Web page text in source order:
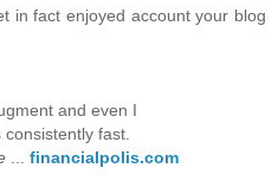
in fact enjoyed account your blog
and even I
fast.
financialpolis.com